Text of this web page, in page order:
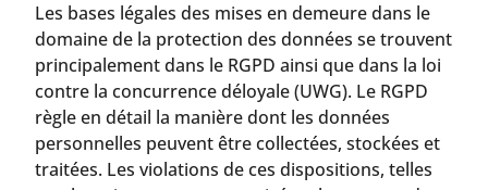
Les bases légales des mises en demeure dans le
domaine de la protection des données se trouvent
principalement dans le RGPD ainsi que dans la loi
contre la concurrence déloyale (UWG). Le RGPD
règle en détail la manière dont les données
personnelles peuvent être collectées, stockées et
traitées. Les violations de ces dispositions, telles